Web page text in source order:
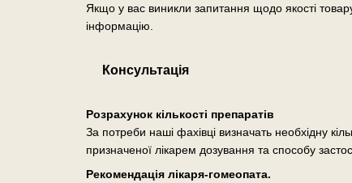
Якщо у вас виникли запитання щодо якості
інформацію.
Консультація
Розрахунок кількості препаратів
За потреби наші фахівці визначать необхідну
призначеної лікарем дозування та способу
Рекомендація лікаря-гомеопата.